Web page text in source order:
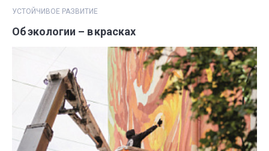
УСТОЙЧИВОЕ РАЗВИТИЕ
Об экологии – в красках